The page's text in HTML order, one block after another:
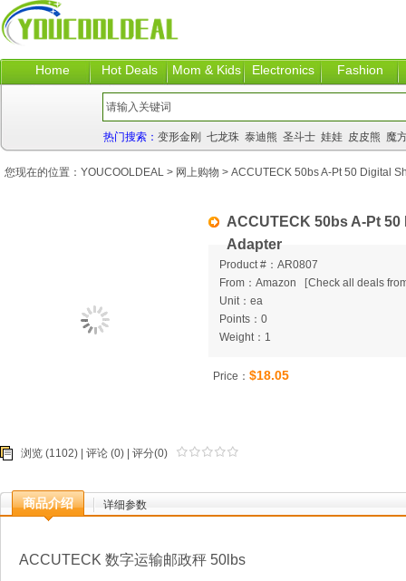
Home Hot Deals Mom & Kids Electronics Fashion
热门搜索： 变形金刚 七龙珠 泰迪熊 圣斗士 娃娃 皮皮熊 魔
ACCUTECK 50bs A-Pt
Adapter
Product #：AR0807
From：Amazon
[Check all deals
Unit：ea
Points：0
Weight：1
Price： $18.05
浏览 (1102) | 评论 (0) | 评分(0)
商品介绍 详细参数
ACCUTECK 数字运输邮政秤 50lbs
您现在的位置： YOUCOOLDEAL > 网上购物 > ACCUTECK 50bs A-Pt 50 Digital